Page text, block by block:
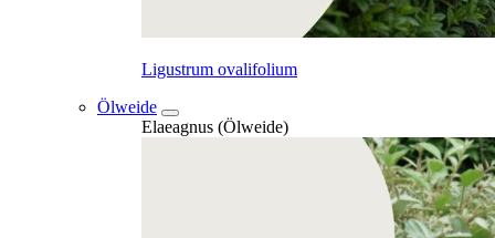
Ligustrum ovalifolium
Ölweide
Elaeagnus (Ölweide)